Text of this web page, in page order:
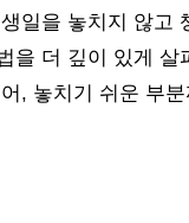
일을 놓치지 않고
을 더 깊이 있게 살
, 놓치기 쉬운 부분